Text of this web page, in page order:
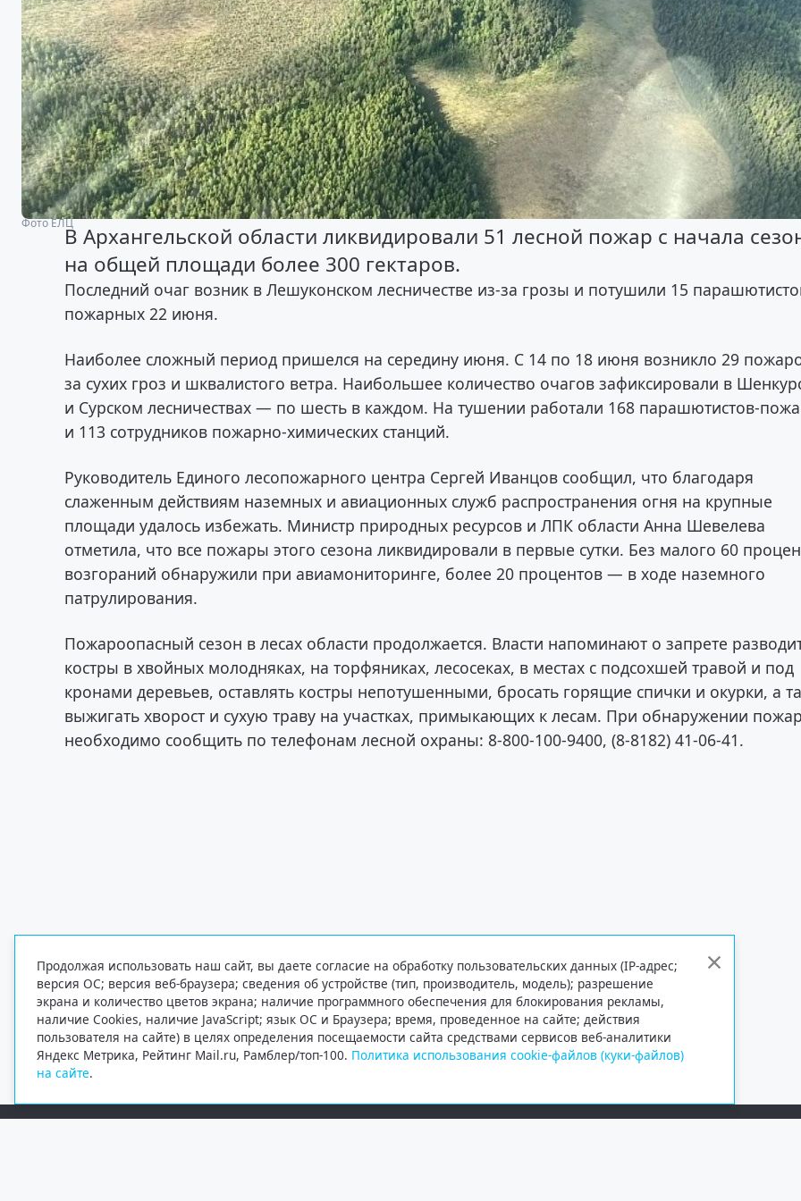
Фото ЕЛЦВ Архангельской области ликвидировали 51 лесной пожар с начала
на общей площади более 300 гектаров.
Последний очаг возник в Лешуконском лесничестве из-за грозы и потушили 15
пожарных 22 июня.
Наиболее сложный период пришелся на середину июня. С 14 по 18 июня возникло 29
за сухих гроз и шквалистого ветра. Наибольшее количество очагов зафиксировали в
и Сурском лесничествах — по шесть в каждом. На тушении работали 168 парашютистов-
и 113 сотрудников пожарно-химических станций.
Руководитель Единого лесопожарного центра Сергей Иванцов сообщил, что благодаря
слаженным действиям наземных и авиационных служб распространения огня на крупные
площади удалось избежать. Министр природных ресурсов и ЛПК области Анна Шевелева
отметила, что все пожары этого сезона ликвидировали в первые сутки. Без малого 60
возгораний обнаружили при авиамониторинге, более 20 процентов — в ходе наземного
патрулирования.
Пожароопасный сезон в лесах области продолжается. Власти напоминают о запрете
костры в хвойных молодняках, на торфяниках, лесосеках, в местах с подсохшей травой и под
кронами деревьев, оставлять костры непотушенными, бросать горящие спички и окурки, а
выжигать хворост и сухую траву на участках, примыкающих к лесам. При обнаружении
необходимо сообщить по телефонам лесной охраны: 8-800-100-9400, (8-8182) 41-06-41.
Продолжая использовать наш сайт, вы даете согласие на обработку пользовательских данных (IP-адрес;
версия ОС; версия веб-браузера; сведения об устройстве (тип, производитель, модель); разрешение
экрана и количество цветов экрана; наличие программного обеспечения для блокирования рекламы,
наличие Cookies, наличие JavaScript; язык ОС и Браузера; время, проведенное на сайте; действия
пользователя на сайте) в целях определения посещаемости сайта средствами сервисов веб-аналитики
Яндекс Метрика, Рейтинг Mail.ru, Рамблер/топ-100. Политика использования cookie-файлов (куки-файлов)
на сайте.